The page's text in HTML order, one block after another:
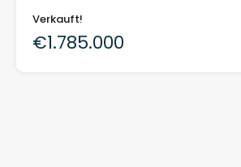
Verkauft!
€1.785.000